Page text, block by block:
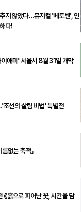
지 않았다…뮤지컬 '베토벤', 인
다!
애미' 서울서 8월 31일 개막
조선의 살림 비법' 특별전
없는 축적』
흙으로 피어난 꽃, 시간을 담